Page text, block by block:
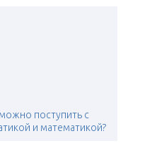
поступить с
и математикой?